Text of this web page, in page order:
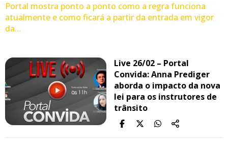
Portal mostra ponto a ponto como a regra funciona
atualmente e como ficará a partir da entrada em vigor
da…
Live 26/02 – Portal
Convida: Anna Prediger
aborda o impacto da nova
lei para os instrutores de
trânsito